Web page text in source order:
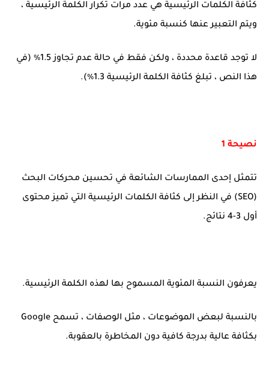
كثافة الكلمات الرئيسية هي عدد مرات تكرار الكلمة الرئيسية ،
ويتم التعبير عنها كنسبة مئوية.
لا توجد قاعدة محددة ، ولكن فقط في حالة عدم تجاوز 1.5٪ (في
هذا النص ، تبلغ كثافة الكلمة الرئيسية 1.3٪).
نصيحة 1
تتمثل إحدى الممارسات الشائعة في تحسين محركات البحث
(SEO) في النظر إلى كثافة الكلمات الرئيسية التي تميز محتوى
أول 3-4 نتائج.
يعرفون النسبة المئوية المسموح بها لهذه الكلمة الرئيسية.
بالنسبة لبعض الموضوعات ، مثل الوصفات ، تسمح Google
بكثافة عالية بدرجة كافية دون المخاطرة بالعقوبة.